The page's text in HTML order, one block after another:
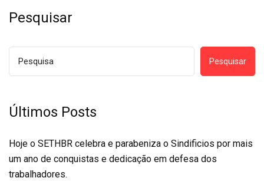
Pesquisar
Pesquisar
Últimos Posts
Hoje o SETHBR celebra e parabeniza o Sindificios por mais
um ano de conquistas e dedicação em defesa dos
trabalhadores.